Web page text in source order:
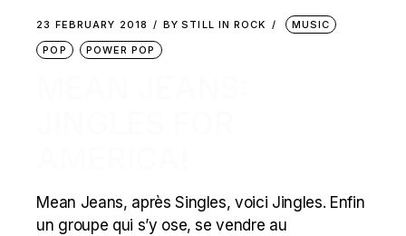
23 FEBRUARY 2018 BY STILL IN ROCK
MUSIC
POP
POWER POP
Mean Jeans, après Singles, voici Jingles. Enfin
un groupe qui s’y ose, se vendre au